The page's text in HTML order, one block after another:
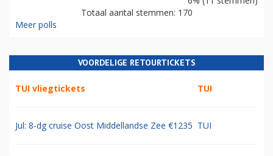
Totaal aantal stemmen: 170
Meer polls
VOORDELIGE RETOURTICKETS
TUI vliegtickets TUI
Jul: 8-dg cruise Oost Middellandse Zee €1235 TUI